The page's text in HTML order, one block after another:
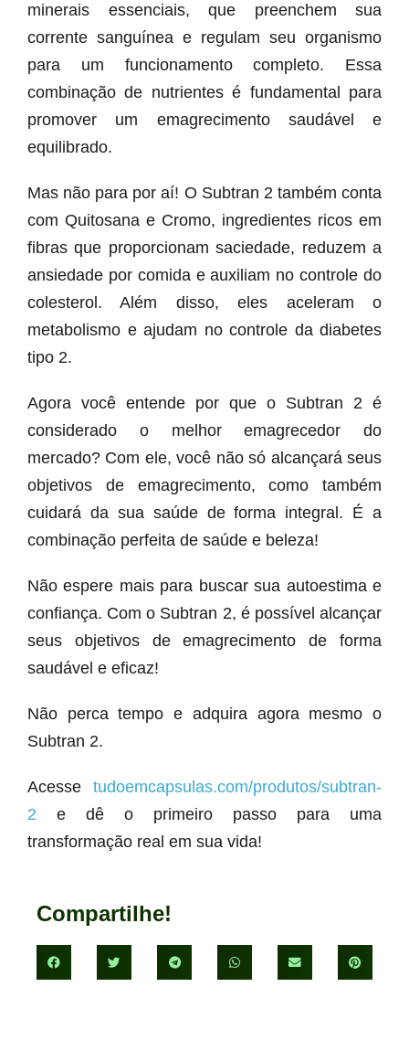
minerais essenciais, que preenchem sua
corrente sanguínea e regulam seu organismo
para um funcionamento completo. Essa
combinação de nutrientes é fundamental para
promover um emagrecimento saudável e
equilibrado.
Mas não para por aí! O Subtran 2 também conta
com Quitosana e Cromo, ingredientes ricos em
fibras que proporcionam saciedade, reduzem a
ansiedade por comida e auxiliam no controle do
colesterol. Além disso, eles aceleram o
metabolismo e ajudam no controle da diabetes
tipo 2.
Agora você entende por que o Subtran 2 é
considerado o melhor emagrecedor do
mercado? Com ele, você não só alcançará seus
objetivos de emagrecimento, como também
cuidará da sua saúde de forma integral. É a
combinação perfeita de saúde e beleza!
Não espere mais para buscar sua autoestima e
confiança. Com o Subtran 2, é possível alcançar
seus objetivos de emagrecimento de forma
saudável e eficaz!
Não perca tempo e adquira agora mesmo o
Subtran 2.
Acesse tudoemcapsulas.com/produtos/subtran-
2 e dê o primeiro passo para uma
transformação real em sua vida!
Compartilhe!